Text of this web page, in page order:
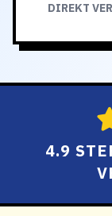
DIREKT
4.9